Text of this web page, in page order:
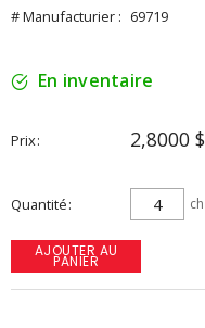
# Manufacturier : 69719
En inventaire
Prix 2,8000 $
Quantité ch
AJOUTER AU
PANIER